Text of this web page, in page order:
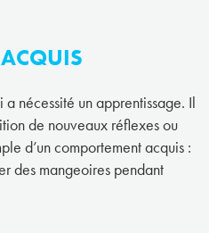
a nécessité un apprentissage. Il
de nouveaux réflexes ou
d’un comportement acquis :
des mangeoires pendant